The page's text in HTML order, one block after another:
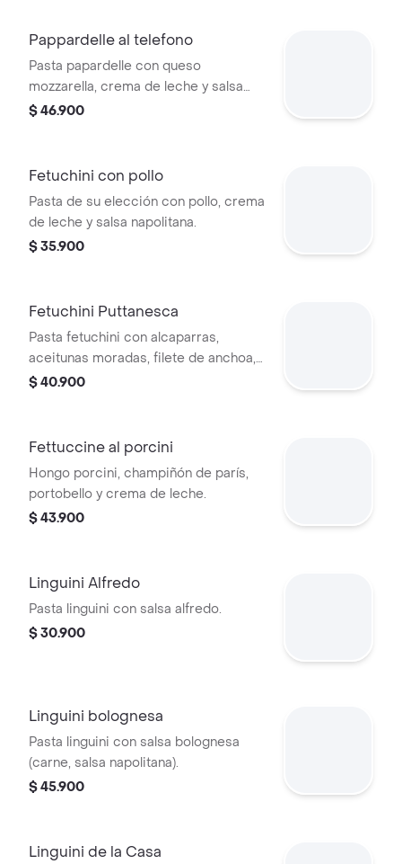
Pappardelle al telefono
Pasta papardelle con queso
mozzarella, crema de leche y salsa
napolitana.
$ 46.900
Fetuchini con pollo
Pasta de su elección con pollo, crema
de leche y salsa napolitana.
$ 35.900
Fetuchini Puttanesca
Pasta fetuchini con alcaparras,
aceitunas moradas, filete de anchoa,
alcachofas y salsa napolitana
$ 40.900
Fettuccine al porcini
Hongo porcini, champiñón de parís,
portobello y crema de leche.
$ 43.900
Linguini Alfredo
Pasta linguini con salsa alfredo.
$ 30.900
Linguini bolognesa
Pasta linguini con salsa bolognesa
(carne, salsa napolitana).
$ 45.900
Linguini de la Casa